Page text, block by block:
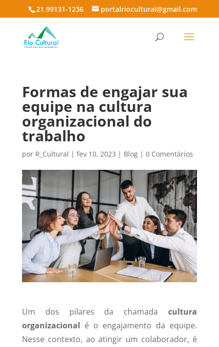
21.99131-1236 portalriocultural@gmail.com
Formas de engajar sua
equipe na cultura
organizacional do
trabalho
por R_Cultural | fev 10, 2023 | Blog| 0 Comentários
Um dos pilares da chamadacultura
organizacional é o engajamento da equipe.
Nesse contexto, ao atingir um colaborador, é